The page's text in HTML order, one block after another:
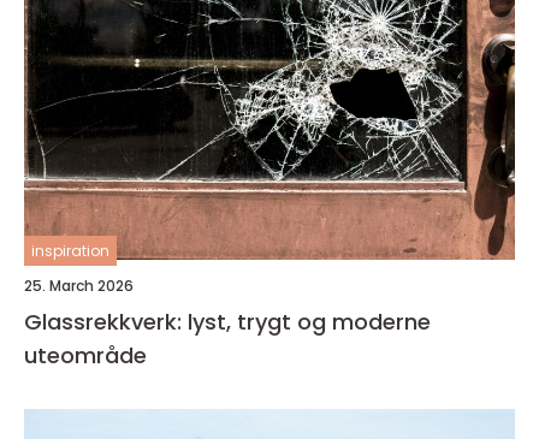
inspiration
25. March 2026
Glassrekkverk: lyst, trygt og moderne
uteområde